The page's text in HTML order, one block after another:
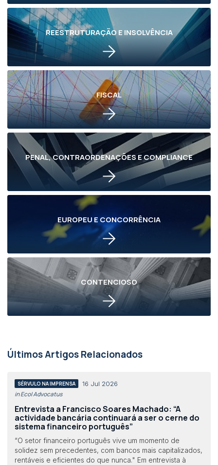
REESTRUTURAÇÃO E INSOLVÊNCIA
FISCAL
PENAL, CONTRAORDENAÇÕES E COMPLIANCE
EUROPEU E CONCORRÊNCIA
CONTENCIOSO
Últimos Artigos Relacionados
SÉRVULO NA IMPRENSA 16 Jul 2026
in Eco| Advocatus
Entrevista a Francisco Soares Machado: “A
actividade bancária continuará a ser o cerne do
sistema financeiro português”
“O setor financeiro português vive um momento de
solidez sem precedentes, com bancos mais capitalizados,
rentáveis e eficientes do que nunca." Em entrevista à